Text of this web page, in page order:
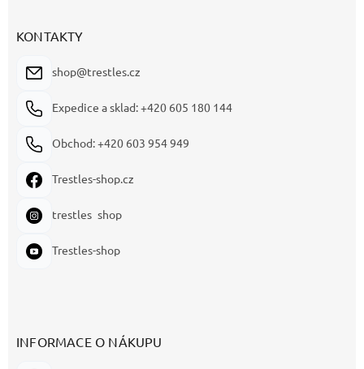
KONTAKTY
shop@trestles.cz
Expedice a sklad: +420 605 180 144
Obchod: +420 603 954 949
Trestles-shop.cz
trestles_shop
Trestles-shop
INFORMACE O NÁKUPU